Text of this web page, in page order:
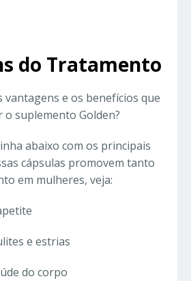
do Tratamento
vantagens e os benefícios que
suplemento Golden?
abaixo com os principais
cápsulas promovem tanto
em mulheres, veja:
e estrias
do corpo